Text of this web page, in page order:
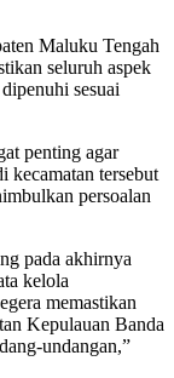
Maluku Tengah
seluruh aspek
sesuai
penting agar
kecamatan tersebut
persoalan
pada akhirnya
kelola
memastikan
Kepulauan Banda
undangan,”